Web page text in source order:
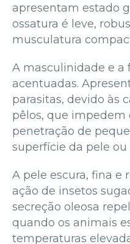
apresentam estado
ossatura é leve,
musculatura
A masculinidade e a
acentuadas.
parasitas, devido às
pêlos, que
penetração de
superfície da pele
A pele escura, fina e
ação de insetos
secreção oleosa
quando os animais
temperaturas